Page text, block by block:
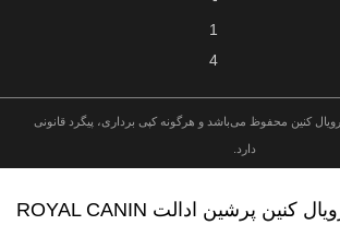
1
4
کنین محفوظ می‌باشد و هرگونه کپی برداری، پیگرد قانونی
دارد.
غذای خشک گربه رویال کنین پرشین ادالت ROYAL CANIN